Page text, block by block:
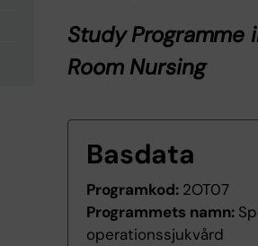
Study Programme
Room Nursing
Basdata
Programkod: 2OT07
Programmets namn:
operationssjukvård